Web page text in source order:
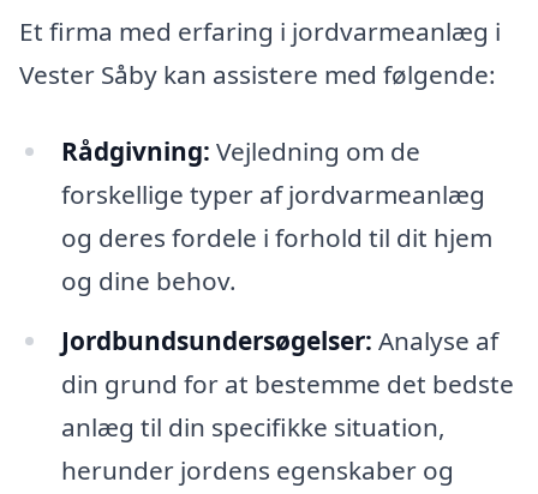
Et firma med erfaring i jordvarmeanlæg i
Vester Såby kan assistere med følgende:
Rådgivning: Vejledning om de
forskellige typer af jordvarmeanlæg
og deres fordele i forhold til dit hjem
og dine behov.
Jordbundsundersøgelser: Analyse af
din grund for at bestemme det bedste
anlæg til din specifikke situation,
herunder jordens egenskaber og